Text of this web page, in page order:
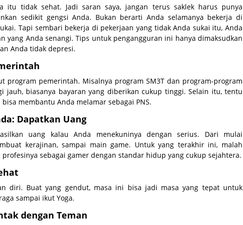
itu tidak sehat. Jadi saran saya, jangan terus saklek harus punya
sedikit gengsi Anda. Bukan berarti Anda selamanya bekerja di
Tapi sembari bekerja di pekerjaan yang tidak Anda sukai itu, Anda
yang Anda senangi. Tips untuk pengangguran ini hanya dimaksudkan
Anda tidak depresi.
program pemerintah. Misalnya program SM3T dan program-program
jauh, biasanya bayaran yang diberikan cukup tinggi. Selain itu, tentu
membantu Anda melamar sebagai PNS.
Dapatkan Uang
uang kalau Anda menekuninya dengan serius. Dari mulai
kerajinan, sampai main game. Untuk yang terakhir ini, malah
sebagai gamer dengan standar hidup yang cukup sejahtera.
diri. Buat yang gendut, masa ini bisa jadi masa yang tepat untuk
sampai ikut Yoga.
dengan Teman